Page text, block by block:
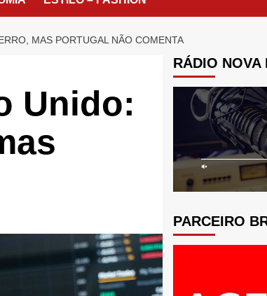
MAS PORTUGAL NÃO COMENTA
Unido:
RÁDIO NOVA
PARCEIRO